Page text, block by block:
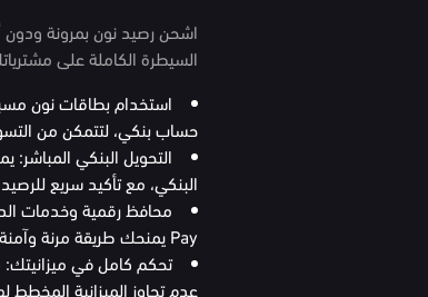
اشحن رصيد نون بمرونة ودون
السيطرة الكاملة على
استخدام بطاقات نون
حساب بنكي، لتتمكن من
التحويل البنكي
البنكي، مع تأكيد سريع
Pay يمنحك طريقة مرنة وآمنة لشحن رصيد نون في أي وقت ومن أي مكان.
تحكم كامل في
عدم تجاوز الميزانية المخطط